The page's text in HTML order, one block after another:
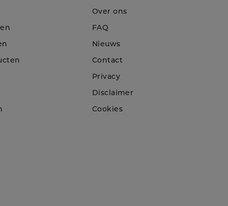
Over ons
FAQ
Nieuws
Contact
Privacy
Disclaimer
Cookies